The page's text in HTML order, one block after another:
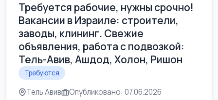
Требуется рабочие, нужны срочно!
Вакансии в Израиле: строители,
заводы, клининг. Свежие
объявления, работа с подвозкой:
Тель-Авив, Ашдод, Холон, Ришон
Требуются
Тель Авив Опубликовано: 07.06.2026